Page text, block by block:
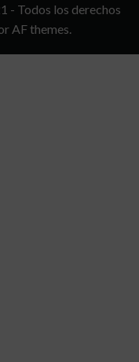
CONDICIONES
- Todos los derechos
AF themes.